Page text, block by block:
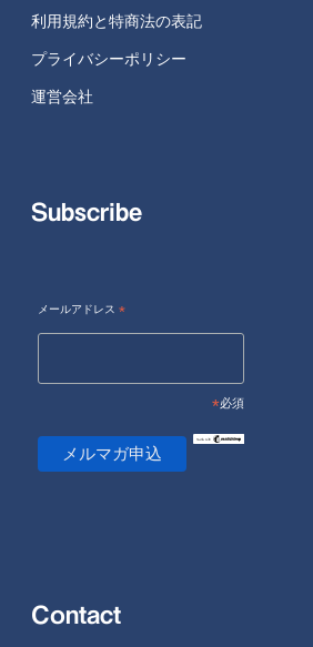
利用規約と特商法の表記
プライバシーポリシー
運営会社
Subscribe
メールアドレス *
*必須
Contact